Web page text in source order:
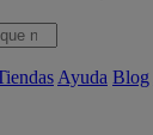
Ayuda Blog